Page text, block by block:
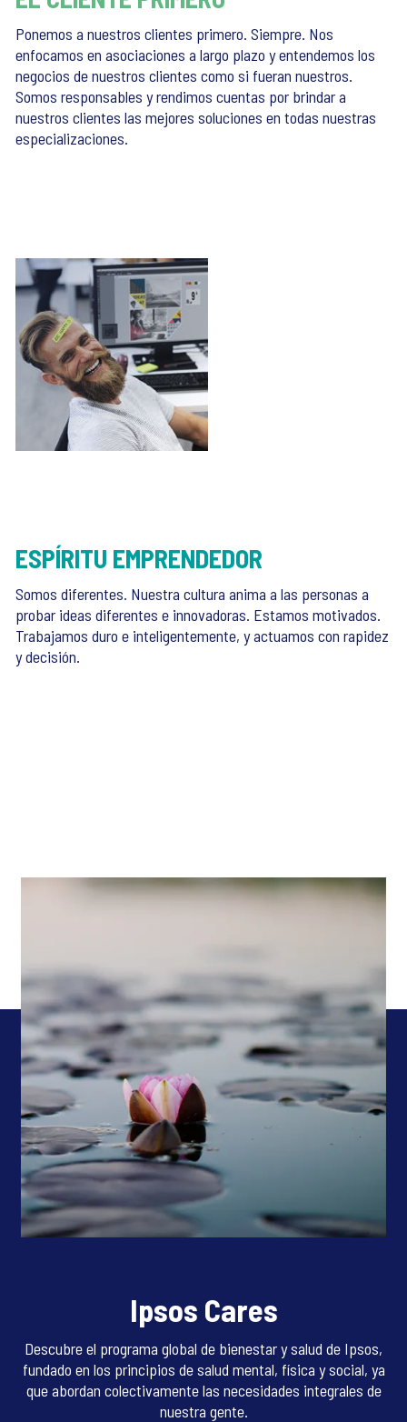
Ponemos a nuestros clientes primero. Siempre. Nos
enfocamos en asociaciones a largo plazo y entendemos los
negocios de nuestros clientes como si fueran nuestros.
Somos responsables y rendimos cuentas por brindar a
nuestros clientes las mejores soluciones en todas nuestras
especializaciones.
ESPÍRITU EMPRENDEDOR
Somos diferentes. Nuestra cultura anima a las personas a
probar ideas diferentes e innovadoras. Estamos motivados.
Trabajamos duro e inteligentemente, y actuamos con rapidez
y decisión.
Ipsos Cares
Descubre el programa global de bienestar y salud de Ipsos,
fundado en los principios de salud mental, física y social, ya
que abordan colectivamente las necesidades integrales de
nuestra gente.